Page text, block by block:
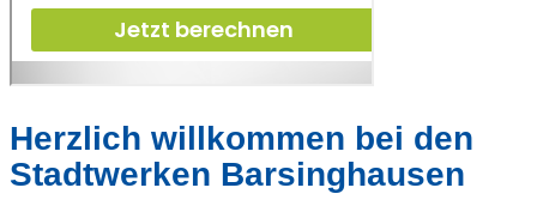
Herzlich willkommen bei den
Stadtwerken Barsinghausen